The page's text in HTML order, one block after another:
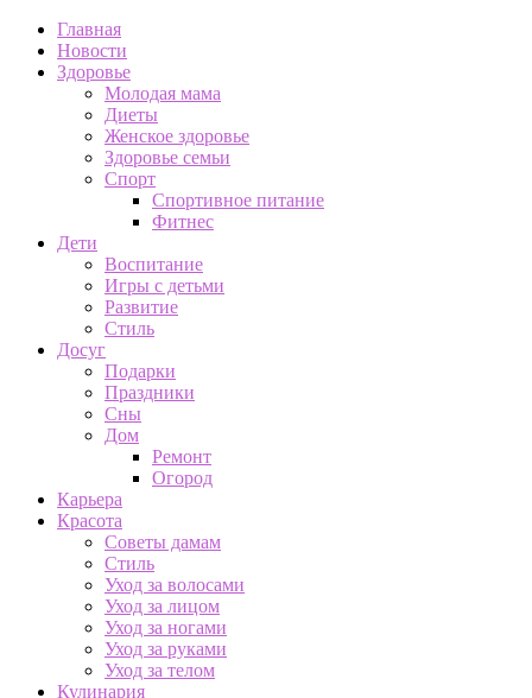
Главная
Новости
Здоровье
Молодая мама
Диеты
Женское здоровье
Здоровье семьи
Спорт
Спортивное питание
Фитнес
Дети
Воспитание
Игры с детьми
Развитие
Стиль
Досуг
Подарки
Праздники
Сны
Дом
Ремонт
Огород
Карьера
Красота
Советы дамам
Стиль
Уход за волосами
Уход за лицом
Уход за ногами
Уход за руками
Уход за телом
Кулинария